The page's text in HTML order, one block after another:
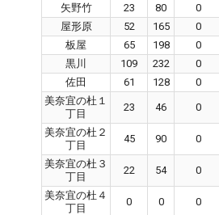
矢野竹
23 80 0
屋形原
52 165 0
板屋
65 198 0
黒川
109 232 0
佐田
61 128 0
美奈宜の杜１
丁目
23 46 0
美奈宜の杜２
丁目
45 90 0
美奈宜の杜３
丁目
22 54 0
美奈宜の杜４
丁目
0 0 0